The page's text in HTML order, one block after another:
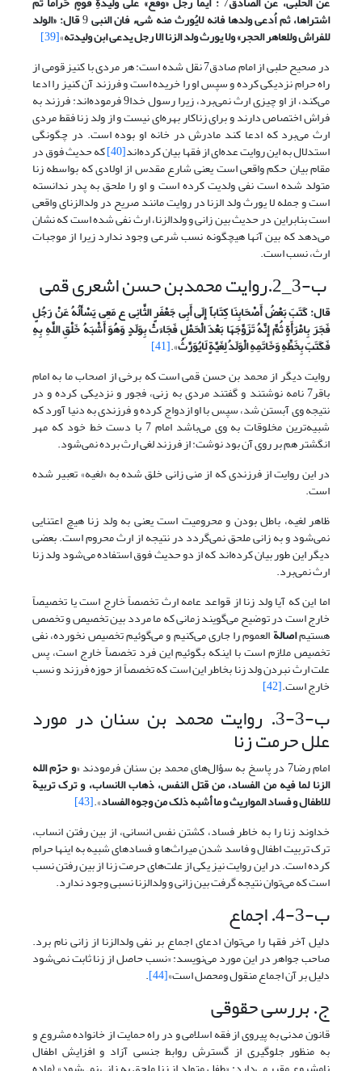
اشتراها، ثم اُدعی ولدها فانه لایُورث منه شیء فان النبی9قال: «الولد
للفراش وللعاهر الحجر» ولا یورث ولد الزنا الا رجل یدعی ابن ولیدته»
[39]
در صحیح حلبی از امام صادق7 نقل شده است: هر مردی با کنیز قومی از
راه حرام نزدیکی کرده و سپس او را خریده است و فرزند آن کنیز را ادعا
می‌کند، از او چیزی ارث نمی‌برد، زیرا رسول خدا9 فرموده‌اند: فرزند به
فراش اختصاص دارند و برای زناکار بهره‌ای نیست و از ولد زنا فقط مردی
ارث می‌برد که ادعا کند مادرش در خانه او بوده است. در چگونگی
استدلال به این روایت عده‌ای از فقها بیان کرده‌اند[40] که حدیث فوق در
مقام بیان حکم واقعی است یعنی شارع مقدس از اولادی که بواسطه زنا
متولد شده است نفی ولدیت کرده است و او را ملحق به پدر ندانسته
است و جمله لا یورث ولد الزنا در روایت مانند صریح در ولدالزنای واقعی
است بنابراین در حدیث بین زانی و ولدالزنا، ارث نفی شده است که نشان
می‌دهد که بین آنها هیچگونه نسب شرعی وجود ندارد زیرا از موجبات
ارث، نسب است.
ب-3_2.روایت محمدبن حسن اشعری قمی
قال: کَتَبَ بَعْضُ أَصْحَابِنَا کِتَاباً إِلَى أَبِی جَعْفَرٍ الثَّانِی ع مَعِی یَسْأَلُهُ عَنْ رَجُلٍ
فَجَرَ بِامْرَأَةٍ ثُمَّ إِنَّهُ تَزَوَّجَهَا بَعْدَ الْحَمْلِ فَجَاءَتْ بِوَلَدٍ وَهُوَ أَشْبَهُ خَلْقِ اللَّهِ بِهِ
فَکَتَبَ بِخَطِّهِ وَخَاتَمِهِ الْوَلَدُ لِغَیَّةٍ لَایُوَرَّثُ».
[41]
روایت دیگر از محمد بن حسن قمی است که برخی از اصحاب ما به امام
باقر7 نامه نوشتند و گفتند مردی به زنی، فجور و نزدیکی کرده و در
نتیجه وی آبستن شد، سپس با او ازدواج کرده و فرزندی به دنیا آورد که
شبیه‌ترین مخلوقات به وی می‌باشد امام 7 با دست خط خود که مهر
انگشتر هم بر روی آن بود نوشت: از فرزند لغی ارث برده نمی‌شود.
در این روایت از فرزندی که از منی زانی خلق شده به «لغیه» تعبیر شده
است.
ظاهر لغیه، باطل بودن و محرومیت است یعنی به ولد زنا هیچ اعتنایی
نمی‌شود و به زانی ملحق نمی‌گردد در نتیجه از ارث محروم است. بعضی
دیگر این طور بیان کرده‌اند که از دو حدیث فوق استفاده می‌شود ولد زنا
ارث نمی‌برد.
اما این که آیا ولد زنا از قواعد عامه ارث تخصصاً خارج است یا تخصیصاً
خارج است در توضیح می‌گویند زمانی که ما مردد بین تخصیص و تخصص
هستیماصالةالعموم را جاری می‌کنیم و می‌گوئیم تخصیص نخورده، نفی
تخصیص ملازم است با اینکه بگوئیم این فرد تخصصاً خارج است، پس
علت ارث نبردن ولد زنا بخاطر این است که تخصصاً از حوزه فرزند و نسب
خارج است.[42]
ب-3-3. روایت محمد بن سنان در مورد
علل حرمت زنا
امام رضا7 در پاسخ به سؤال‌های محمد بن سنان فرمودند « و حرّم الله
الزنا لما فیه من الفساد، من قتل النفس، ذهاب الانساب، و ترک تربیة
للاطفال و فساد المواریث و ما أشبه ذلک من وجوه الفساد».
[43]
خداوند زنا را به خاطر فساد، کشتن نفس انسانی، از بین رفتن انساب،
ترک تربیت اطفال و فاسد شدن میراث‌ها و فسادهای شبیه به اینها حرام
کرده است. در این روایت نیز یکی از علت‌‌های حرمت زنا از بین رفتن نسب
است که می‌توان نتیجه گرفت بین زانی و ولدالزنا نسبی وجود ندارد.
ب-3-4. اجماع
دلیل آخر فقها را می‌توان ادعای اجماع بر نفی ولدالزنا از زانی نام برد.
صاحب جواهر در این مورد می‌نویسد: «نسب حاصل از زنا ثابت نمی‌شود
دلیل بر آن اجماع منقول ومحصل است»[44]
.
ج. بررسی حقوقی
قانون مدنی به پیروی از فقه اسلامی و در راه حمایت از خانواده مشروع و
به منظور جلوگیری از گسترش روابط جنسی آزاد و افزایش اطفال